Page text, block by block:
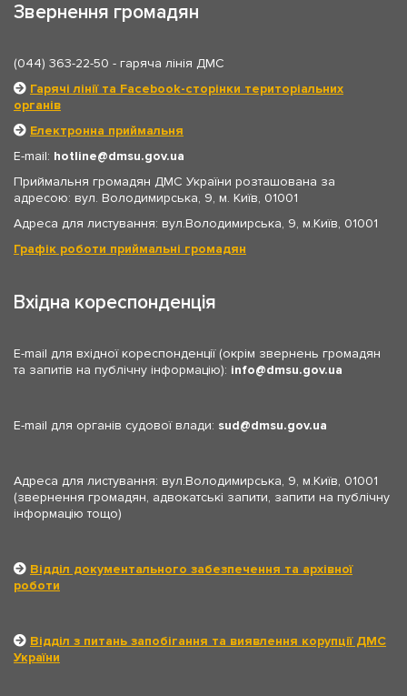
Звернення громадян
(044) 363-22-50 - гаряча лінія ДМС
Гарячі лінії та Facebook-сторінки територіальних
органів
Електронна приймальня
E-mail: hotline
dmsu.gov.ua
Приймальня громадян ДМС України розташована за
адресою: вул. Володимирська, 9, м. Київ, 01001
Адреса для листування: вул.Володимирська, 9, м.Київ, 01001
Графік роботи приймальні громадян
Вхідна кореспонденція
E-mail для вхідної кореспонденції (окрім звернень громадян
та запитів на публічну інформацію): info dmsu.gov.ua
E-mail для органів судової влади: sud dmsu.gov.ua
Адреса для листування: вул.Володимирська, 9, м.Київ, 01001
(звернення громадян, адвокатські запити, запити на публічну
інформацію тощо)
Відділ документального забезпечення та архівної
роботи
Відділ з питань запобігання та виявлення корупції ДМС
України